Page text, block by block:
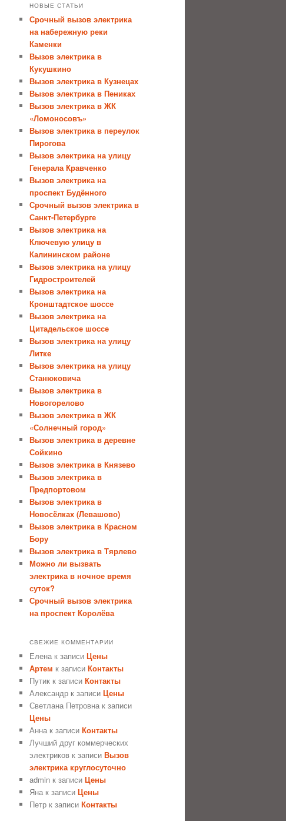
НОВЫЕ СТАТЬИ
Срочный вызов электрика
на набережную реки
Каменки
Вызов электрика в
Кукушкино
Вызов электрика в Кузнецах
Вызов электрика в Пениках
Вызов электрика в ЖК
«Ломоносовъ»
Вызов электрика в переулок
Пирогова
Вызов электрика на улицу
Генерала Кравченко
Вызов электрика на
проспект Будённого
Срочный вызов электрика в
Санкт-Петербурге
Вызов электрика на
Ключевую улицу в
Калининском районе
Вызов электрика на улицу
Гидростроителей
Вызов электрика на
Кронштадтское шоссе
Вызов электрика на
Цитадельское шоссе
Вызов электрика на улицу
Литке
Вызов электрика на улицу
Станюковича
Вызов электрика в
Новогорелово
Вызов электрика в ЖК
«Солнечный город»
Вызов электрика в деревне
Сойкино
Вызов электрика в Князево
Вызов электрика в
Предпортовом
Вызов электрика в
Новосёлках (Левашово)
Вызов электрика в Красном
Бору
Вызов электрика в Тярлево
Можно ли вызвать
электрика в ночное время
суток?
Срочный вызов электрика
на проспект Королёва
СВЕЖИЕ КОММЕНТАРИИ
Елена к записи Цены
Артем к записи Контакты
Путик к записи Контакты
Александр к записи Цены
Светлана Петровна к записи
Цены
Анна к записи Контакты
Лучший друг коммерческих
электриков к записи Вызов
электрика круглосуточно
admin к записи Цены
Яна к записи Цены
Петр к записи Контакты